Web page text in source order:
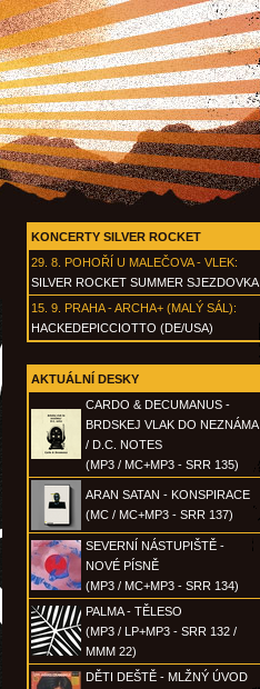
KONCERTY SILVER ROCKET
29. 8. POHOŘÍ U MALEČOVA - VLEK:
SILVER ROCKET SUMMER SJEZDOVKA
15. 9. PRAHA - ARCHA+ (MALÝ SÁL):
HACKEDEPICCIOTTO (DE/USA)
AKTUÁLNÍ DESKY
CARDO & DECUMANUS -
BRDSKEJ VLAK DO NEZNÁMA
/ D.C. NOTES
(MP3 / MC+MP3 - SRR 135)
ARAN SATAN - KONSPIRACE
(MC / MC+MP3 - SRR 137)
SEVERNÍ NÁSTUPIŠTĚ -
NOVÉ PÍSNĚ
(MP3 / MC+MP3 - SRR 134)
PALMA - TĚLESO
(MP3 / LP+MP3 - SRR 132 /
MMM 22)
DĚTI DEŠTĚ - MLŽNÝ ÚVOD